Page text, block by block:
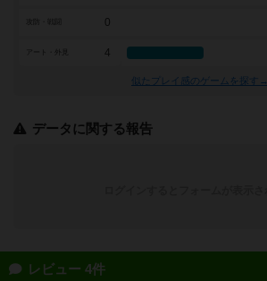
0
アート・外見 4
似たプレイ感のゲームを探す→
データに関する報告
レビュー 4件